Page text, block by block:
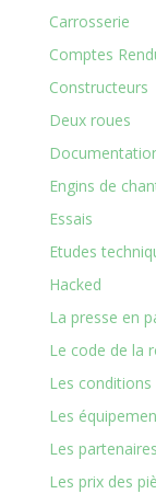
Carrosserie
Comptes
Constructeurs
Deux roues
Engins de
Essais
Etudes
Hacked
La presse en
Le code de la
Les conditions
Les
Les
Les prix des